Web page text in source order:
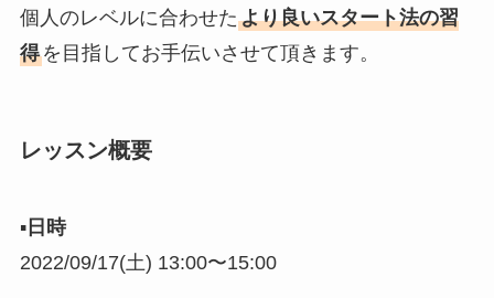
個人のレベルに合わせたより良いスタート法の習
得を目指してお手伝いさせて頂きます。
レッスン概要
▪︎日時
2022/09/17(土) 13:00〜15:00